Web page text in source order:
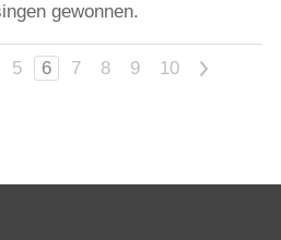
gewonnen.
5 6 7 8 9 10 >